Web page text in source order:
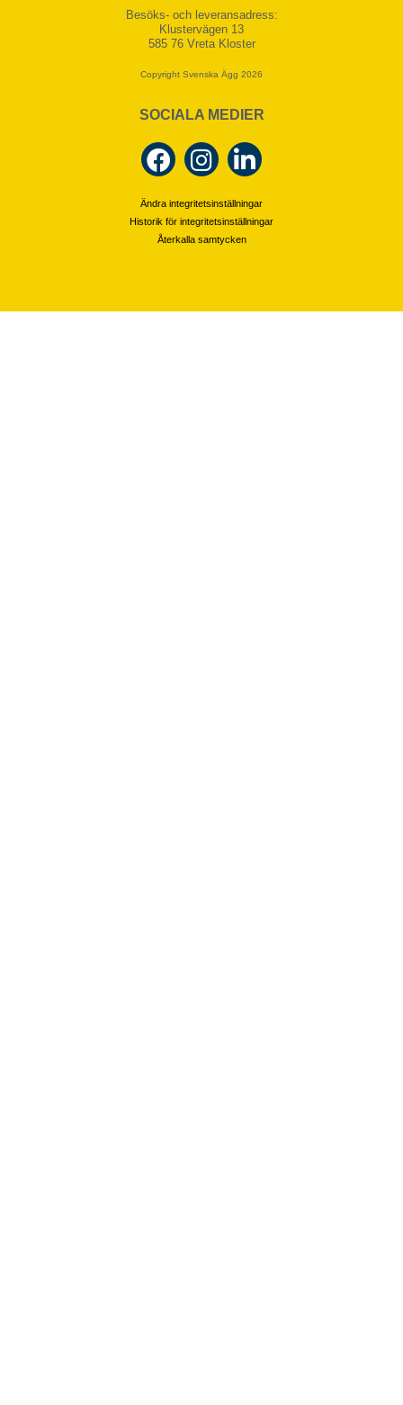
Besöks- och leveransadress:
Klustervägen 13
585 76 Vreta Kloster
Copyright Svenska Ägg 2026
SOCIALA MEDIER
Ändra integritetsinställningar
Historik för integritetsinställningar
Återkalla samtycken